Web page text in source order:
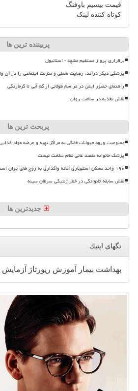
قیمت بیسیم باوفنگ
کوتاه کننده لینک
پربیننده ترین ها
برقراری پرواز مستقیم مشهد - استانبول
پزشکی دیگر درآمد، رضایت شغلی و منزلت اجتماعی را در آن
راهنمای حضور ایمن در مراسم طولانی از کم آبی تا گرمازدگی
نقش تغذیه در سلامت روان
پربحث ترین ها
ممنوعیت ورود حیوانات خانگی به مراکز تهیه و عرضه مواد غذایی
پزشک خانواده مقصد غائی نظام سلامت نیست
۱۹۰ واحد مسکن استیجاری آماده واگذاری به زوج های جوان است
نقش سابقه خانوادگی در خطر ژنتیکی سرطان سینه
جدیدترین ها
تگهای اپتیك
بهداشت بیمار آموزش رپورتاژ آزمایش